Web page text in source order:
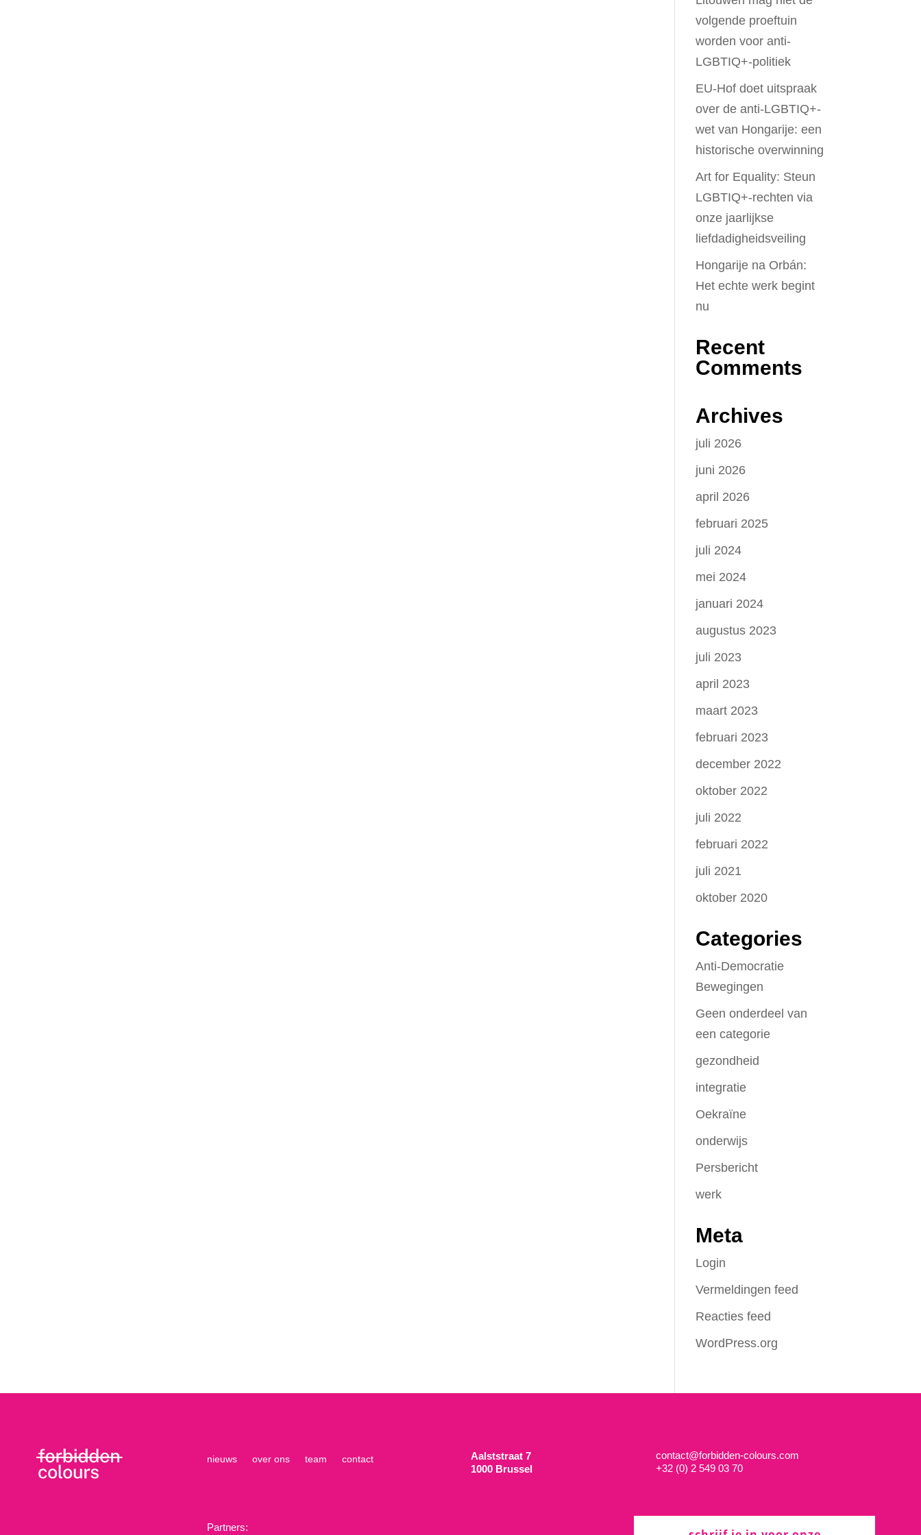
volgende proeftuin
worden voor anti-
LGBTIQ+-politiek
EU-Hof doet uitspraak
over de anti-LGBTIQ+-
wet van Hongarije: een
historische overwinning
Art for Equality: Steun
LGBTIQ+-rechten via
onze jaarlijkse
liefdadigheidsveiling
Hongarije na Orbán:
Het echte werk begint
nu
Recent
Comments
Archives
juli 2026
juni 2026
april 2026
februari 2025
juli 2024
mei 2024
januari 2024
augustus 2023
juli 2023
april 2023
maart 2023
februari 2023
december 2022
oktober 2022
juli 2022
februari 2022
juli 2021
oktober 2020
Categories
Anti-Democratie
Bewegingen
Geen onderdeel van
een categorie
gezondheid
integratie
Oekraïne
onderwijs
Persbericht
werk
Meta
Login
Vermeldingen feed
Reacties feed
WordPress.org
nieuws over ons team contact
Partners:
Aalststraat 7
1000 Brussel
contact@forbidden-colours.com
+32 (0) 2 549 03 70